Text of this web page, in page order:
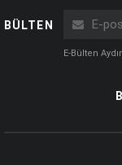
BÜLTEN
E-Bülten